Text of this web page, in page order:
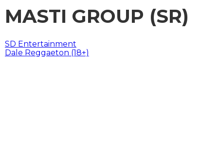
MASTI GROUP (SR)
BERICHT
NAVIGATIE
SD Entertainment
Dale Reggaeton (18+)